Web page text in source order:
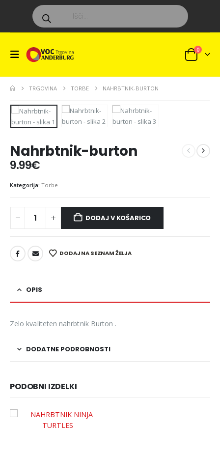
Products
search
0
TRGOVINA TORBE NAHRBTNIK-BURTON
Nahrbtnik-burton
9.99€
Kategorija: Torbe
DODAJ V KOŠARICO
DODAJ NA SEZNAM ŽELJA
OPIS
Zelo kvaliteten nahrbtnik Burton .
DODATNE PODROBNOSTI
PODOBNI IZDELKI